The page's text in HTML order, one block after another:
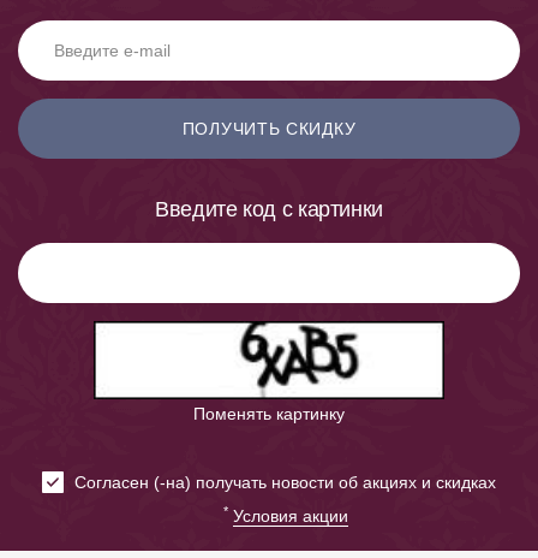
ПОЛУЧИТЬ СКИДКУ
Введите код с картинки
Поменять картинку
Cогласен (-на) получать новости об акциях и скидках
* Условия акции